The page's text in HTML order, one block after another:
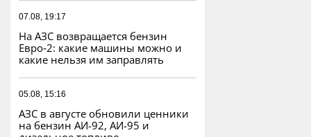
07.08, 19:17
На АЗС возвращается бензин
Евро‑2: какие машины можно и
какие нельзя им заправлять
05.08, 15:16
АЗС в августе обновили ценники
на бензин АИ-92, АИ-95 и